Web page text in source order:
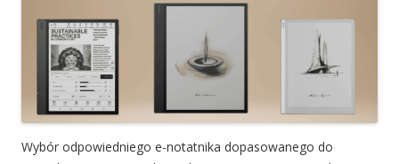
Wybór odpowiedniego e-notatnika dopasowanego do